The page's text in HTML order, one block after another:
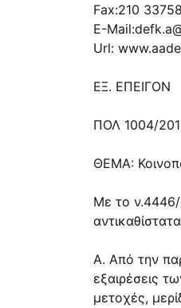
Fax:210
E-Mail:
Url:
ΕΞ. ΕΠΕΙΓΟΝ
ΠΟΛ 1004/
ΘΕΜΑ:
Με το ν.4446/
Α. Από την
εξαιρέσεις
μετοχές,